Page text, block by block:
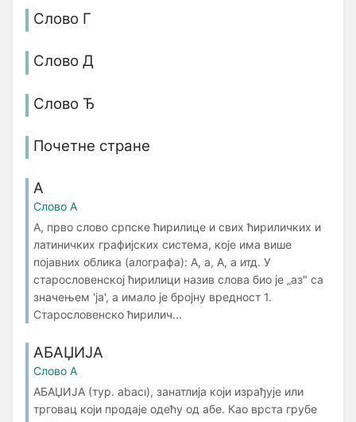
Слово Г
Слово Д
Слово Ђ
Почетне стране
А
Слово А
А, прво слово српске ћирилице и свих ћириличких и
латиничких графијских система, које има више
појавних облика (алографа): А, а, А, а итд. У
старословенској ћирилици назив слова био је „аз" са
значењем 'ја', а имало је бројну вредност 1.
Старословенско ћирилич...
АБАЏИЈA
Слово А
АБАЏИЈA (тур. abacı), занатлија који израђује или
трговац који продаје одећу од абе. Као врста грубе